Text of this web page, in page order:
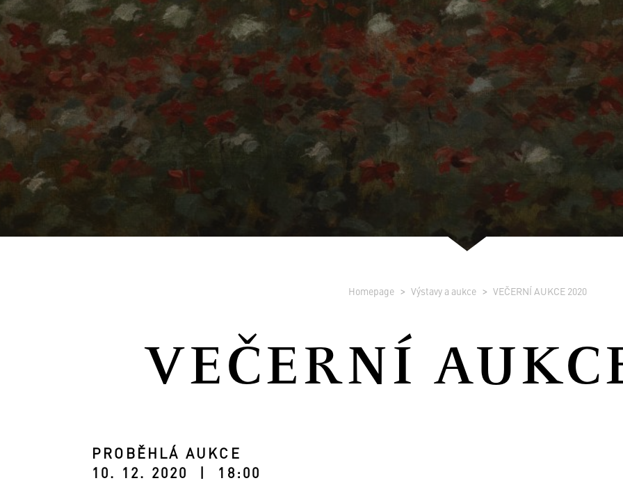
Homepage Výstavy a aukce VEČERNÍ AUKCE 2020
VEČERNÍ
PROBĚHLÁ AUKCE
10. 12. 2020 | 18:00